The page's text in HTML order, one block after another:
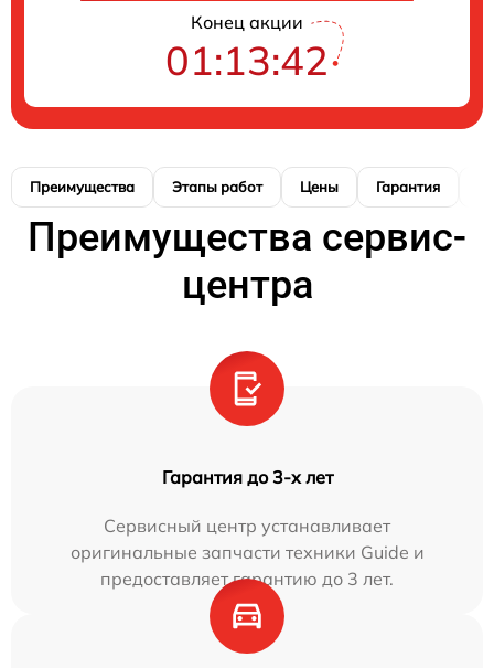
Конец акции
01:13:41
Преимущества Этапы работ Цены Гарантия
Преимущества сервис-
центра
Гарантия до 3-х лет
Сервисный центр устанавливает
оригинальные запчасти техники Guide и
предоставляет гарантию до 3 лет.